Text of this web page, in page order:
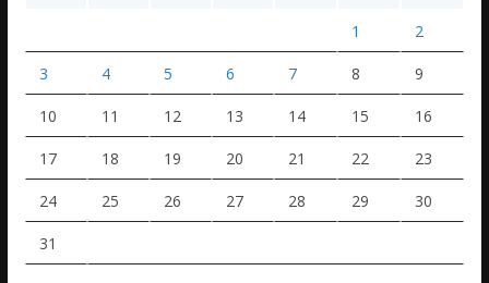
1 2
3 4 5 6 7 8 9
10 11 12 13 14 15 16
17 18 19 20 21 22 23
24 25 26 27 28 29 30
31